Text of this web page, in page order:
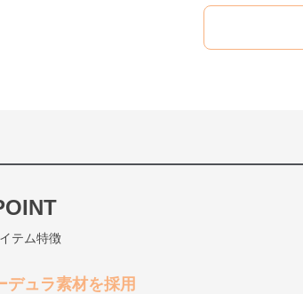
テム特徴
デュラ素材を採用